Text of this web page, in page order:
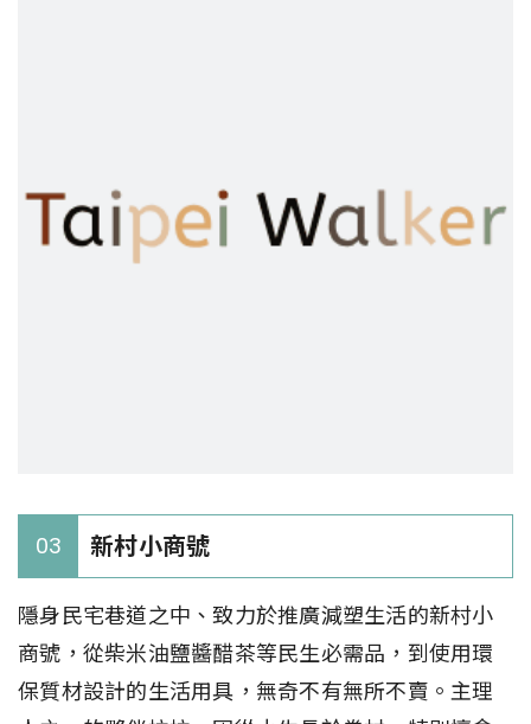
03 新村小商號
隱身民宅巷道之中、致力於推廣減塑生活的新村小
商號，從柴米油鹽醬醋茶等民生必需品，到使用環
保質材設計的生活用具，無奇不有無所不賣。主理